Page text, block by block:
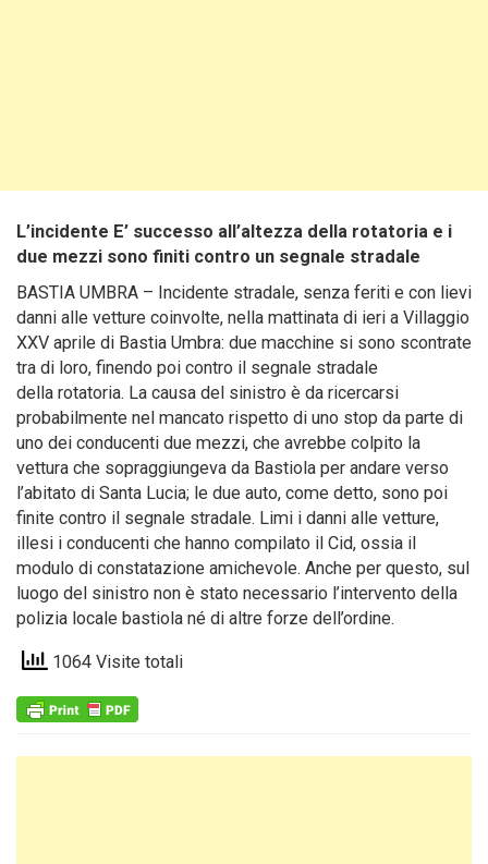
L’incidente E’ successo all’altezza della rotatoria e i
due mezzi sono finiti contro un segnale stradale
BASTIA UMBRA – Incidente stradale, senza feriti e con lievi
danni alle vetture coinvolte, nella mattinata di ieri a Villaggio
XXV aprile di Bastia Umbra: due macchine si sono scontrate
tra di loro, finendo poi contro il segnale stradale
della rotatoria. La causa del sinistro è da ricercarsi
probabilmente nel mancato rispetto di uno stop da parte di
uno dei conducenti due mezzi, che avrebbe colpito la
vettura che sopraggiungeva da Bastiola per andare verso
l’abitato di Santa Lucia; le due auto, come detto, sono poi
finite contro il segnale stradale. Limi i danni alle vetture,
illesi i conducenti che hanno compilato il Cid, ossia il
modulo di constatazione amichevole. Anche per questo, sul
luogo del sinistro non è stato necessario l’intervento della
polizia locale bastiola né di altre forze dell’ordine.
1064 Visite totali